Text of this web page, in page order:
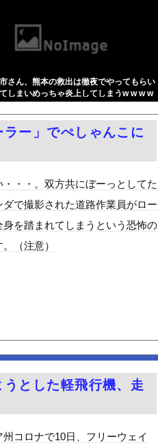
hitomiを使わ...
全く反省してないと話...
い！」と言われてガチ...
小遣い1億5000万...
全盛期グラビア、最高...
れていた 宮崎は...
だ…
葉は浸透されてい...
三峡上流」中国都市「...
国の反応
うなります…
っちゃうけどどうする...
ｗｗｗ
市さん、熊本の救出は徹夜でやってもらい
しまいめっちゃ炎上してしまうw w w w
ラー」でぺしゃんこに
・・・。双方共にぼーっとしてた
で撮影された道路作業員がロー
身を踏まれてしまうという恐怖の
（注意）
うとした軽飛行機、走
州コロナで10日、フリーウェイ